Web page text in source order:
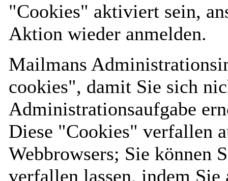
"Cookies" aktiviert sein,
Aktion wieder anmelden.
Mailmans
cookies", damit Sie sich
Administrationsaufgabe
Diese "Cookies" verfallen
Webbrowsers; Sie können
verfallen lassen, indem